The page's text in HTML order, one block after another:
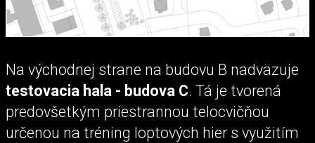
Na východnej strane na budovu B nadväzuje
testovacia hala - budova C. Tá je tvorená
predovšetkým priestrannou telocvičňou
určenou na tréning loptových hier s využitím